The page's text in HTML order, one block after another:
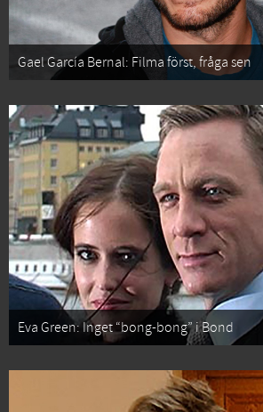
Gael García Bernal: Filma först, fråga sen
Eva Green: Inget “bong-bong” i Bond